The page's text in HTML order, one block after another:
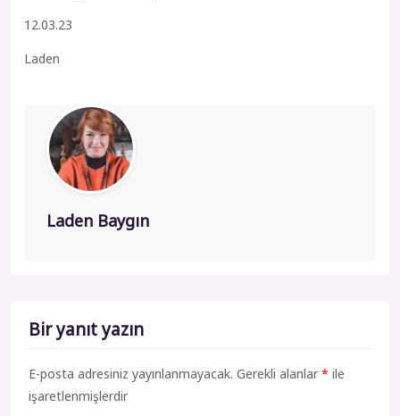
12.03.23
Laden
Laden Baygın
Bir yanıt yazın
E-posta adresiniz yayınlanmayacak. Gerekli alanlar * ile
işaretlenmişlerdir